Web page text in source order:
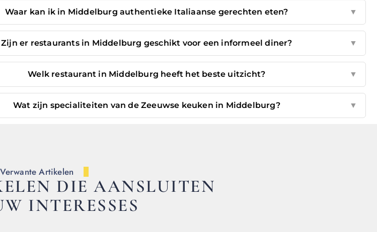
Waar kan ik in Middelburg authentieke Italiaanse gerechten eten? ▼
Zijn er restaurants in Middelburg geschikt voor een informeel diner? ▼
Welk restaurant in Middelburg heeft het beste uitzicht? ▼
Wat zijn specialiteiten van de Zeeuwse keuken in Middelburg? ▼
Verwante Artikelen
DIE AANSLUITEN
INTERESSES